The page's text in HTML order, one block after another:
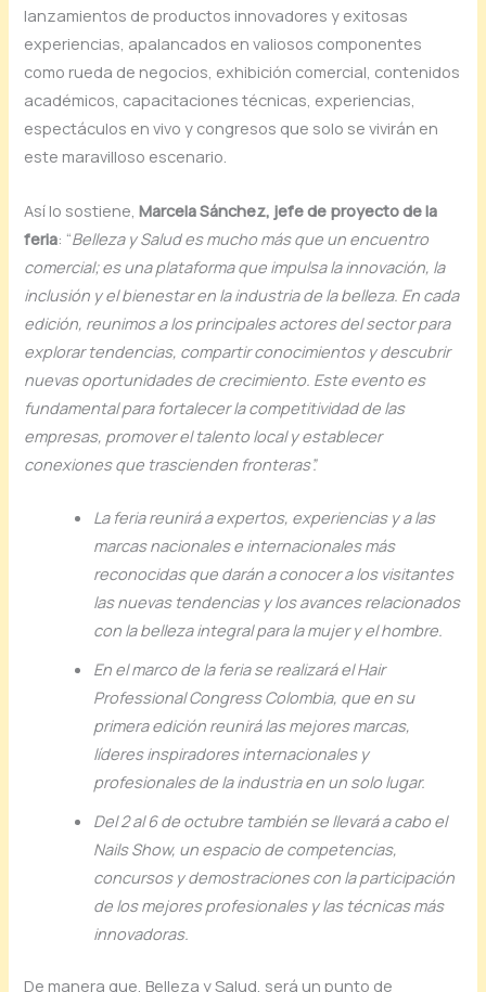
lanzamientos de productos innovadores y exitosas
experiencias, apalancados en valiosos componentes
como rueda de negocios, exhibición comercial, contenidos
académicos, capacitaciones técnicas, experiencias,
espectáculos en vivo y congresos que solo se vivirán en
este maravilloso escenario.
Así lo sostiene,Marcela Sánchez, jefe de proyecto de la
feria: “Belleza y Salud es mucho más que un encuentro
comercial; es una plataforma que impulsa la innovación, la
inclusión y el bienestar en la industria de la belleza. En cada
edición, reunimos a los principales actores del sector para
explorar tendencias, compartir conocimientos y descubrir
nuevas oportunidades de crecimiento. Este evento es
fundamental para fortalecer la competitividad de las
empresas, promover el talento local y establecer
conexiones que trascienden fronteras”.
La feria reunirá a expertos, experiencias y a las
marcas nacionales e internacionales más
reconocidas que darán a conocer a los visitantes
las nuevas tendencias y los avances relacionados
con la belleza integral para la mujer y el hombre.
En el marco de la feria se realizará el Hair
Professional Congress Colombia, que en su
primera edición reunirá las mejores marcas,
líderes inspiradores internacionales y
profesionales de la industria en un solo lugar.
Del 2 al 6 de octubre también se llevará a cabo el
Nails Show, un espacio de competencias,
concursos y demostraciones con la participación
de los mejores profesionales y las técnicas más
innovadoras.
De manera que, Belleza y Salud, será un punto de